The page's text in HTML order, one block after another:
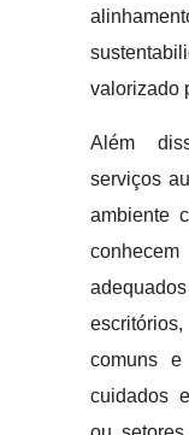
valorizado
Além
serviços
ambiente
comuns
cuidados